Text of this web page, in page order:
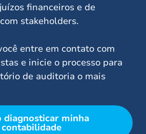
financeiros e de
stakeholders.
entre em contato com
e inicie o processo para
de auditoria o mais
diagnosticar minha
contabilidade